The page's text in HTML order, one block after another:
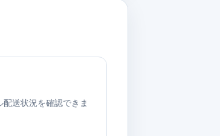
送状況を確認できま